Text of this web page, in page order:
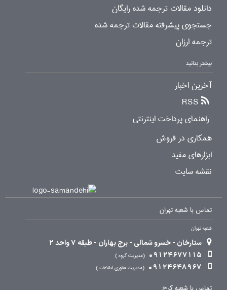
دانلود مقالات ترجمه شده رایگان
جستجوی پیشرفته مقالات ترجمه شده
ترجمه ارزان
بیشتر بدانید
آخرین اخبار
RSS
راهنمای پرداخت اینترنتی
همکاری در فروش
ابزارهای مفید
نقشه سایت
تماس با شعبه تهران
شعبه تهران
ستارخان - خسرو شمالی - برج بهاران - طبقه 7 واحد 2
09124677115
مدیریت گروه
09124648967 مدیریت فناوری اطلاعات